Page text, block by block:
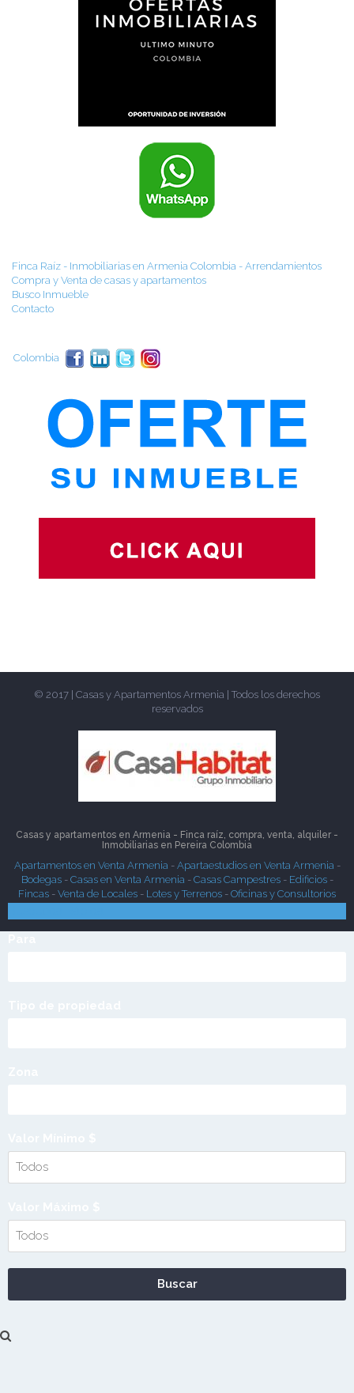
Finca Raíz - Inmobiliarias en Armenia Colombia - Arrendamientos
Compra y Venta de casas y apartamentos
Busco Inmueble
Contacto
Colombia
© 2017 | Casas y Apartamentos Armenia | Todos los derechos
reservados
Casas y apartamentos en Armenia - Finca raíz, compra, venta, alquiler -
Inmobiliarias en Pereira Colombia
Apartamentos en Venta Armenia - Apartaestudios en Venta Armenia -
Bodegas- Casas en Venta Armenia - Casas Campestres- Edificios-
Fincas - Venta de Locales - Lotes y Terrenos - Oficinas y Consultorios